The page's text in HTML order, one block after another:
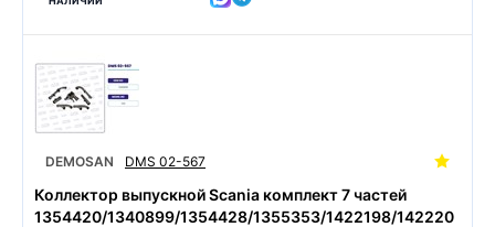
DEMOSAN DMS 02-567
Коллектор выпускной Scania комплект 7 частей
1354420/1340899/1354428/1355353/1422198/142220